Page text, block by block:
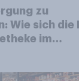
zu
Wie sich die
im